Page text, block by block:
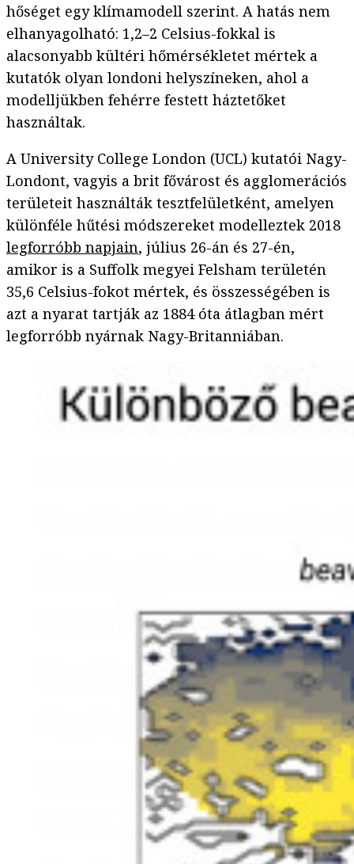
hőséget egy klímamodell szerint. A hatás nem
elhanyagolható: 1,2–2 Celsius-fokkal is
alacsonyabb kültéri hőmérsékletet mértek a
kutatók olyan londoni helyszíneken, ahol a
modelljükben fehérre festett háztetőket
használtak.
A University College London (UCL) kutatói Nagy-
Londont, vagyis a brit fővárost és agglomerációs
területeit használták tesztfelületként, amelyen
különféle hűtési módszereket modelleztek 2018
legforróbb napjain, július 26-án és 27-én,
amikor is a Suffolk megyei Felsham területén
35,6 Celsius-fokot mértek, és összességében is
azt a nyarat tartják az 1884 óta átlagban mért
legforróbb nyárnak Nagy-Britanniában.